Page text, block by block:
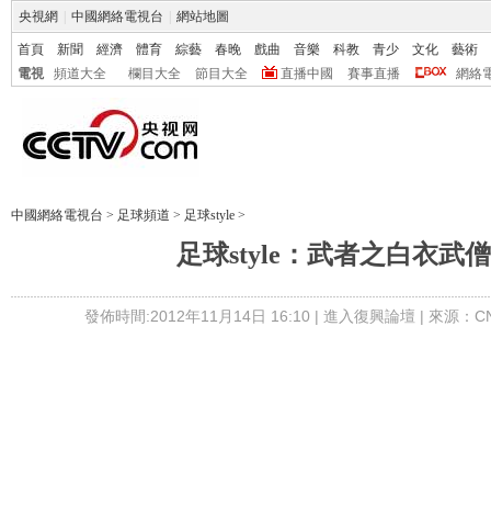
央視網 中國網絡電視台 網站地圖
首頁 新聞 經濟 體育 綜藝 春晚 戲曲 音樂 科教 青少 文化
藝術
電視
頻道大全 欄目大全 節目大全 直播中國 賽事直播 網絡
中國網絡電視台 > 足球頻道 > 足球style >
足球style：武者之白衣武
發佈時間:2012年11月14日 16:10 | 進入復興論壇 | 來源：